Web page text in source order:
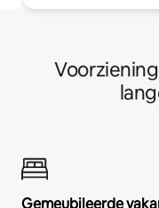
Gemeubileerde